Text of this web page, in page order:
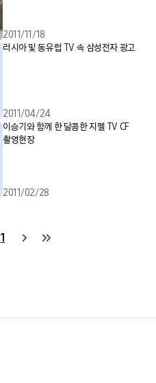
2011/11/18
러시아 및 동유럽 TV 속 삼성전자 광고
2011/04/24
이승기와 함께 한 달콤한 지펠 TV CF
촬영현장
2011/02/28
1